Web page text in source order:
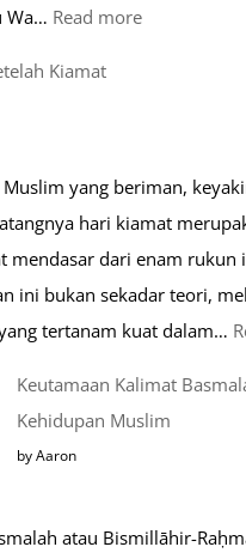
Wa… Read more:
Kiamat
Muslim yang beriman,
hari kiamat
mendasar dari enam rukun
ini bukan sekadar teori,
tertanam kuat dalam…
Keutamaan Kalimat
Kehidupan Muslim
by Aaron
atau Bismillāhir-